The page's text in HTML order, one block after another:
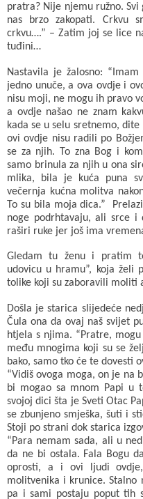
pratra? Nije njemu ružno.
nas brzo zakopati. Crkvu
crkvu….” – Zatim joj se lice
tuđini…
Nastavila je žalosno:
jedno unuče, a ova ovdje i
nisu moji, ne mogu ih pravo
a ovdje našao ne znam
kada se u selu sretnemo,
ovi ovdje nisu radili po
se za njih. To zna Bog i
samo brinula za njih u ona
mlika, bila je kuća puna
večernja kućna molitva
To su bila moja dica.”
noge podrhtavaju, ali srce i
raširi ruke jer još ima
Gledam tu ženu i pratim
udovicu u hramu”, koja želi
tolike koji su zaboravili moliti
Došla je starica slijedeće
Čula ona da ovaj naš svijet
htjela s njima. “Pratre,
među mnogima koji su se
bako, samo tko će te dovesti
“Vidiš ovoga moga, on je na
bi mogao sa mnom Papi u
svojoj dici šta je Sveti Otac
se zbunjeno smješka, šuti i
Stoji po strani dok starica
“Para nemam sada, ali u
da ne bi ostala. Fala Bogu
oprosti, a i ovi ljudi ovdje,
molitvenika i krunice. Stalno
pa i sami postaju poput tih